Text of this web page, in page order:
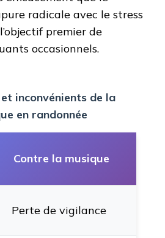
radicale avec le stress
premier de
occasionnels.
inconvénients de la
en randonnée
Contre la musique
Perte de vigilance